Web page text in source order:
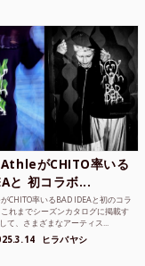
がCHITO率いる
と 初コラボ...
CHITO率いるBAD IDEAと初のコラ
れまでシーズンカタログに掲載す
て、さまざまなアーティス...
ヒラバヤシ